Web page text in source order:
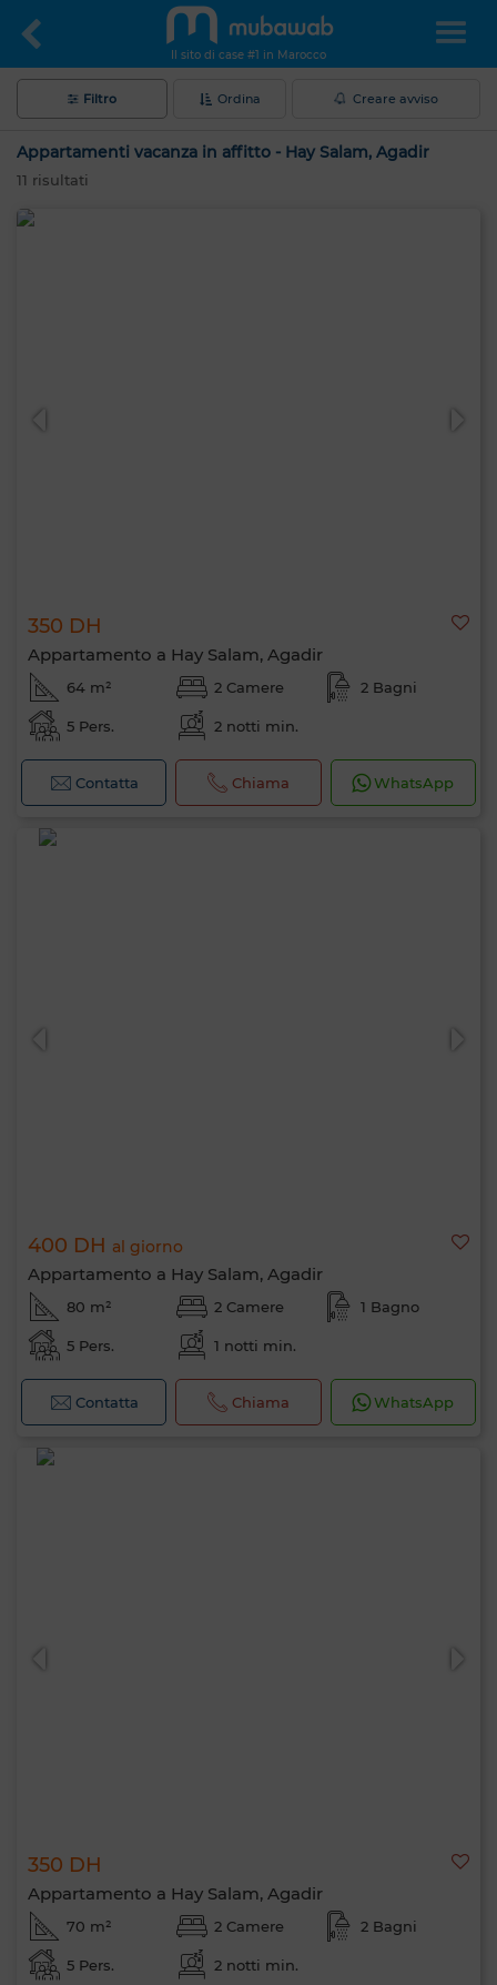
Il sito di case #1 in Marocco
Filtro Ordina Creare avviso
Appartamenti vacanza in affitto - Hay Salam, Agadir
11 risultati
350 DH
Appartamento a Hay Salam, Agadir
64 m² 2 Camere 2 Bagni
5 Pers. 2 notti min.
Contatta Chiama WhatsApp
400 DH al giorno
Appartamento a Hay Salam, Agadir
80 m² 2 Camere 1 Bagno
5 Pers. 1 notti min.
Contatta Chiama WhatsApp
350 DH
Appartamento a Hay Salam, Agadir
70 m² 2 Camere 2 Bagni
5 Pers. 2 notti min.
Ciao, sono MIA. Quale criterio vuoi
applicare ora?